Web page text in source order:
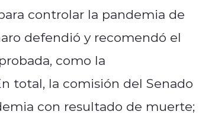
controlar la pandemia de
defendió y recomendó el
como la
total, la comisión del Senado
con resultado de muerte;